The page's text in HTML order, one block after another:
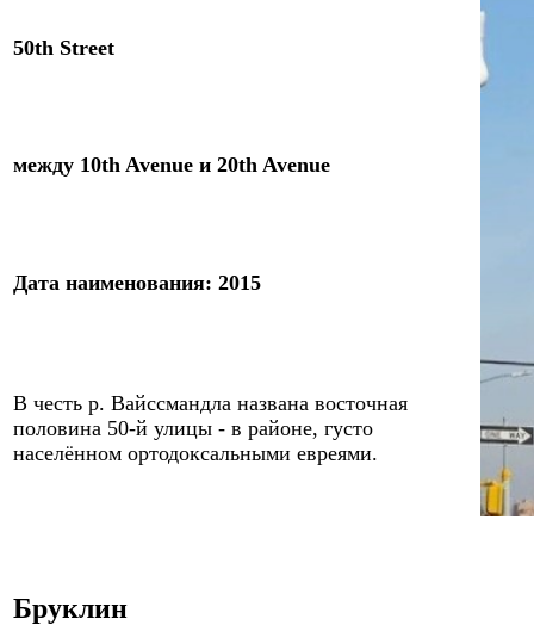
50th Street
между 10th Avenue и 20th Avenue
Дата наименования: 2015
В честь р. Вайссмандла названа восточная
половина 50-й улицы - в районе, густо
населённом ортодоксальными евреями.
Бруклин